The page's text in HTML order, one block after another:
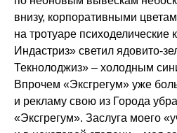
внизу, корпоративными
на тротуаре психоделические
Индастриз» светил ядовито-
Текнолоджиз» – холодным
Впрочем «Эксгрегум» уже
и рекламу свою из Города
«Эксгрегум». Заслуга моего